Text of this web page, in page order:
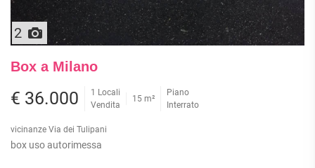
2
Box a Milano
€ 36.000
1 Locali
Vendita
15 m²
Piano
Interrato
vicinanze Via dei Tulipani
box uso autorimessa